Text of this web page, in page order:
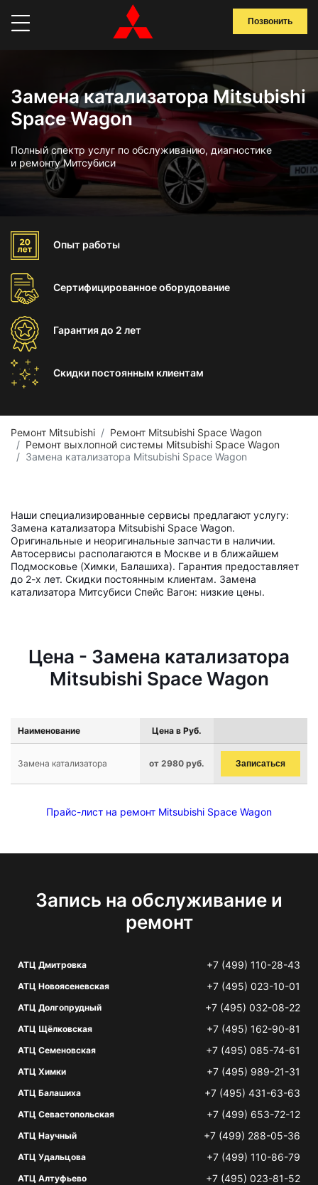
Позвонить
Замена катализатора Mitsubishi
Space Wagon
Полный спектр услуг по обслуживанию, диагностике
и ремонту Митсубиси
Опыт работы
Сертифицированноеоборудование
Гарантиядо 2 лет
Скидки постоянным клиентам
Ремонт Mitsubishi
Ремонт Mitsubishi Space Wagon
Ремонт выхлопной системы Mitsubishi Space Wagon
Замена катализатора Mitsubishi Space Wagon
Наши специализированные сервисы предлагают услугу:
Замена катализатора Mitsubishi Space Wagon.
Оригинальные и неоригинальные запчасти в наличии.
Автосервисы располагаются в Москве и в ближайшем
Подмосковье (Химки, Балашиха). Гарантия предоставляет
до 2-х лет. Скидки постоянным клиентам. Замена
катализатора Митсубиси Спейс Вагон: низкие цены.
Цена - Замена катализатора
Mitsubishi Space Wagon
Наименование Цена в Руб.
Замена катализатора от 2980 руб. Записаться
Прайс-лист на ремонт Mitsubishi Space Wagon
Запись на обслуживание и
ремонт
АТЦ Дмитровка +7 (499) 110-28-43
АТЦ Новоясеневская +7 (495) 023-10-01
АТЦ Долгопрудный +7 (495) 032-08-22
АТЦ Щёлковская +7 (495) 162-90-81
АТЦ Семеновская +7 (495) 085-74-61
АТЦ Химки +7 (495) 989-21-31
АТЦ Балашиха +7 (495) 431-63-63
АТЦ Севастопольская +7 (499) 653-72-12
АТЦ Научный +7 (499) 288-05-36
АТЦ Удальцова +7 (499) 110-86-79
АТЦ Алтуфьево +7 (495) 023-81-52